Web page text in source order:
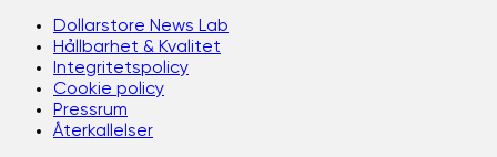
Dollarstore News Lab
Hållbarhet & Kvalitet
Integritetspolicy
Cookie policy
Pressrum
Återkallelser